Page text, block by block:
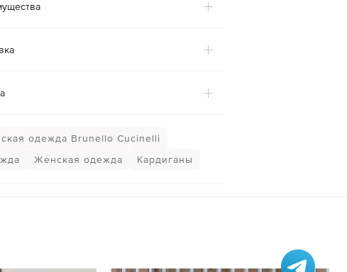
одежда Brunello Cucinelli
Женская одежда Кардиганы